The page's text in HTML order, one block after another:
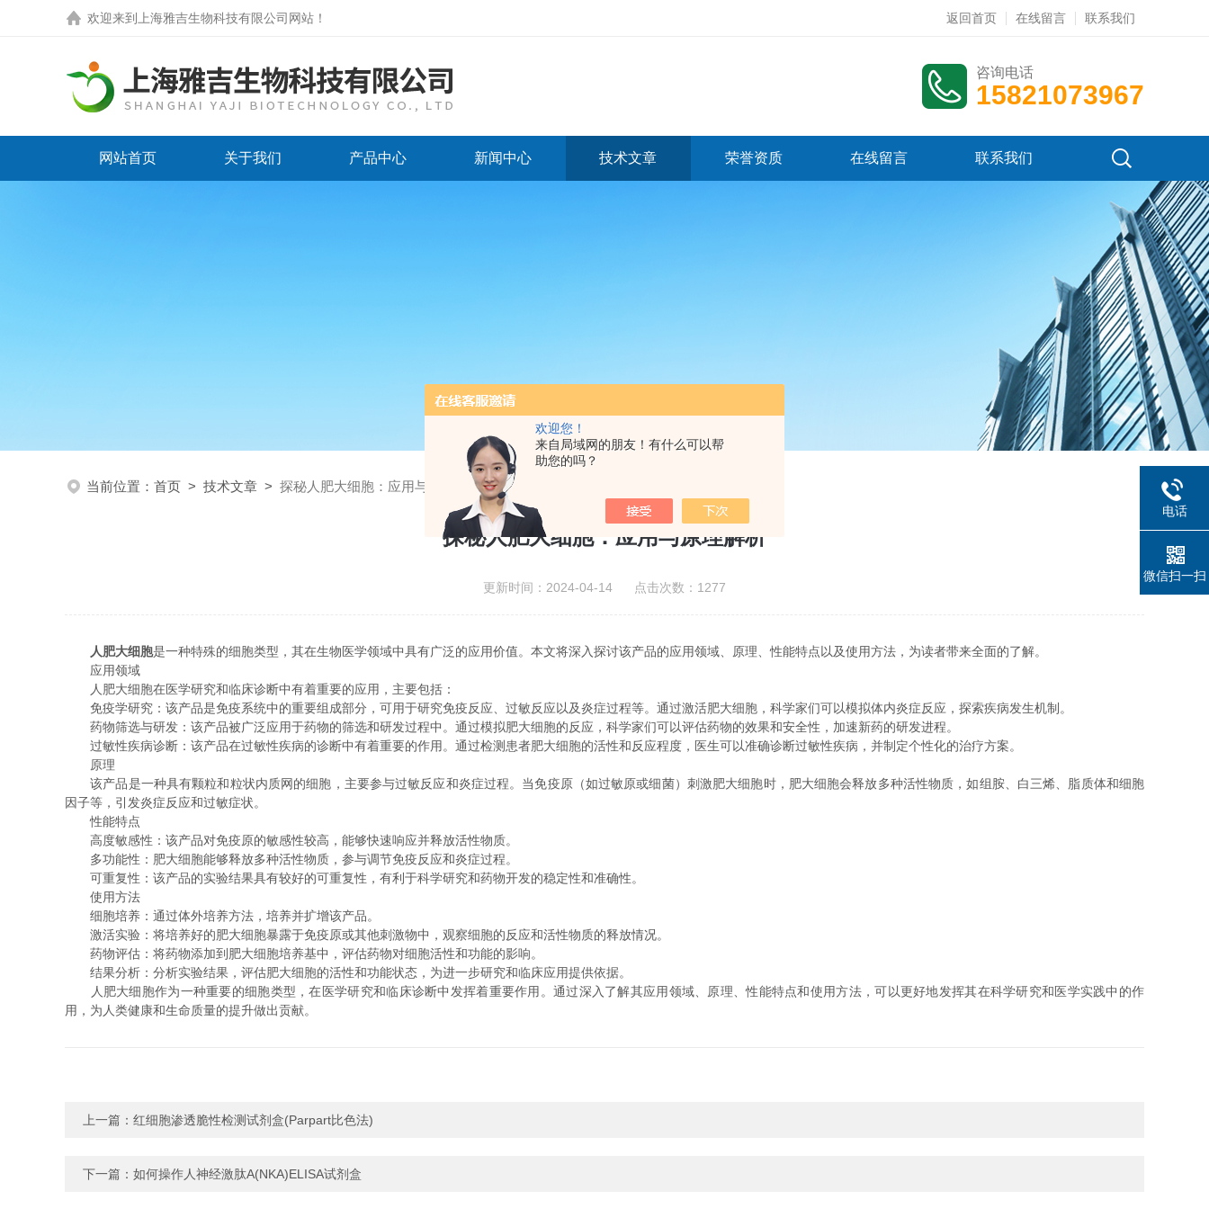
欢迎您！
来自局域网的朋友！有什么可以帮
助您的吗？
欢迎来到 上海雅吉生物科技有限公司网站 ！ 返回首页 在线留言 联系我们
咨询电话
15821073967
网站首页 关于我们 产品中心 新闻中心 技术文章 荣誉资质 在线留言 联系我们
当前位置： 首页 > 技术文章 > 探秘人肥大细胞：应用与原理解析
探秘人肥大细胞：应用与原理解析
更新时间：2024-04-14 点击次数：1277
人肥大细胞是一种特殊的细胞类型，其在生物医学领域中具有广泛的应用价值。本文将深入探讨该产品的应用领域、原理、性能特点以及使用方法，为读者带来全面的了解。
应用领域
人肥大细胞在医学研究和临床诊断中有着重要的应用，主要包括：
免疫学研究：该产品是免疫系统中的重要组成部分，可用于研究免疫反应、过敏反应以及炎症过程等。通过激活肥大细胞，科学家们可以模拟体内炎症反应，探索疾病发生机制。
药物筛选与研发：该产品被广泛应用于药物的筛选和研发过程中。通过模拟肥大细胞的反应，科学家们可以评估药物的效果和安全性，加速新药的研发进程。
过敏性疾病诊断：该产品在过敏性疾病的诊断中有着重要的作用。通过检测患者肥大细胞的活性和反应程度，医生可以准确诊断过敏性疾病，并制定个性化的治疗方案。
原理
该产品是一种具有颗粒和粒状内质网的细胞，主要参与过敏反应和炎症过程。当免疫原（如过敏原或细菌）刺激肥大细胞时，肥大细胞会释放多种活性物质，如组胺、白三烯、脂质体和细胞
因子等，引发炎症反应和过敏症状。
性能特点
高度敏感性：该产品对免疫原的敏感性较高，能够快速响应并释放活性物质。
多功能性：肥大细胞能够释放多种活性物质，参与调节免疫反应和炎症过程。
可重复性：该产品的实验结果具有较好的可重复性，有利于科学研究和药物开发的稳定性和准确性。
使用方法
细胞培养：通过体外培养方法，培养并扩增该产品。
激活实验：将培养好的肥大细胞暴露于免疫原或其他刺激物中，观察细胞的反应和活性物质的释放情况。
药物评估：将药物添加到肥大细胞培养基中，评估药物对细胞活性和功能的影响。
结果分析：分析实验结果，评估肥大细胞的活性和功能状态，为进一步研究和临床应用提供依据。
人肥大细胞作为一种重要的细胞类型，在医学研究和临床诊断中发挥着重要作用。通过深入了解其应用领域、原理、性能特点和使用方法，可以更好地发挥其在科学研究和医学实践中的作
用，为人类健康和生命质量的提升做出贡献。
上一篇： 红细胞渗透脆性检测试剂盒(Parpart比色法)
下一篇： 如何操作人神经激肽A(NKA)ELISA试剂盒
电话
微信扫一扫